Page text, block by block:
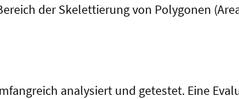
der Skelettierung von Polygonen
analysiert und getestet. Eine